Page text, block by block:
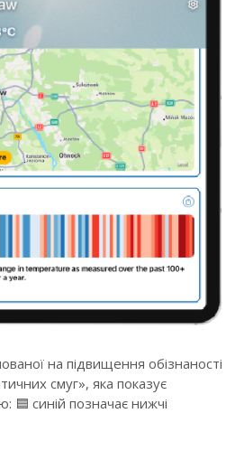
на підвищення обізнаності
смуг», яка показує
🟦 синій позначає нижчі